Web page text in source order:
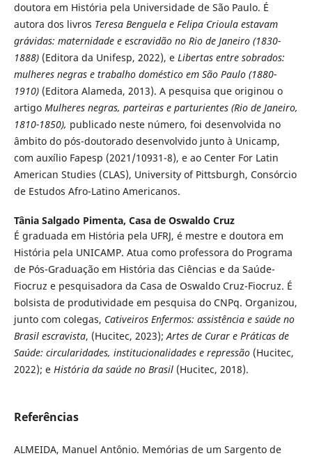
doutora em História pela Universidade de São Paulo. É
autora dos livros Teresa Benguela e Felipa Crioula estavam
grávidas: maternidade e escravidão no Rio de Janeiro (1830-
1888)(Editora da Unifesp, 2022), e Libertas entre sobrados:
mulheres negras e trabalho doméstico em São Paulo (1880-
1910)(Editora Alameda, 2013). A pesquisa que originou o
artigo Mulheres negras, parteiras e parturientes (Rio de Janeiro,
1810-1850), publicado neste número, foi desenvolvida no
âmbito do pós-doutorado desenvolvido junto à Unicamp,
com auxílio Fapesp (2021/10931-8), e ao Center For Latin
American Studies (CLAS), University of Pittsburgh, Consórcio
de Estudos Afro-Latino Americanos.
Tânia Salgado Pimenta, Casa de Oswaldo Cruz
É graduada em História pela UFRJ, é mestre e doutora em
História pela UNICAMP. Atua como professora do Programa
de Pós-Graduação em História das Ciências e da Saúde-
Fiocruz e pesquisadora da Casa de Oswaldo Cruz-Fiocruz. É
bolsista de produtividade em pesquisa do CNPq. Organizou,
junto com colegas, Cativeiros Enfermos: assistência e saúde no
Brasil escravista, (Hucitec, 2023);Artes de Curar e Práticas de
Saúde: circularidades, institucionalidades e repressão(Hucitec,
2022); e História da saúde no Brasil(Hucitec, 2018).
Referências
ALMEIDA, Manuel Antônio. Memórias de um Sargento de